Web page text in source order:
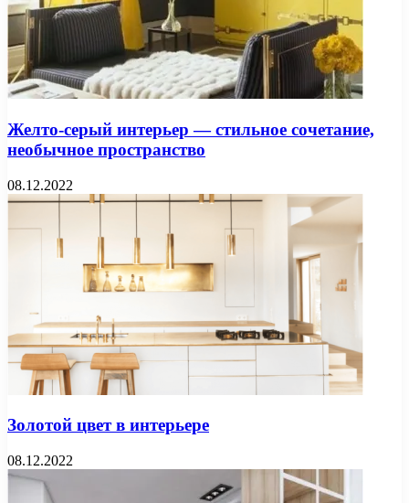
Желто-серый интерьер — стильное сочетание,
необычное пространство
08.12.2022
Золотой цвет в интерьере
08.12.2022